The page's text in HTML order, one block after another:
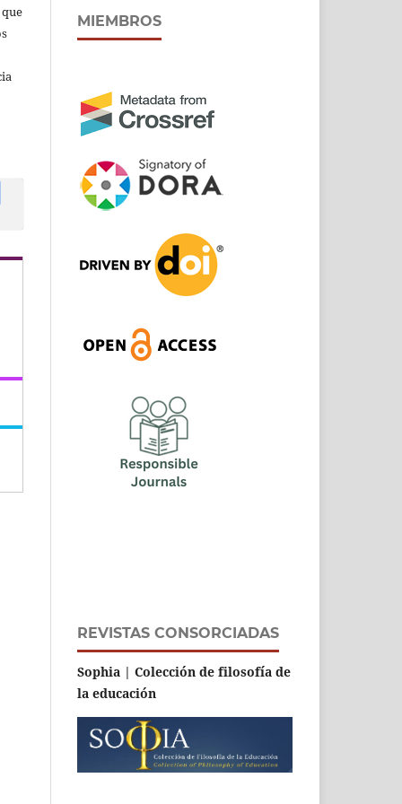
MIEMBROS
REVISTAS CONSORCIADAS
Sophia | Colección de filosofía de
la educación